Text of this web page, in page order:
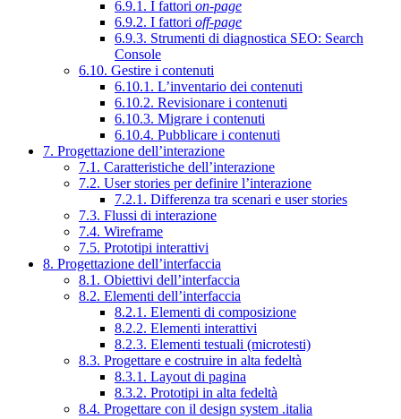
6.9.1. I fattori on-page
6.9.2. I fattori off-page
6.9.3. Strumenti di diagnostica SEO: Search
Console
6.10. Gestire i contenuti
6.10.1. L’inventario dei contenuti
6.10.2. Revisionare i contenuti
6.10.3. Migrare i contenuti
6.10.4. Pubblicare i contenuti
7. Progettazione dell’interazione
7.1. Caratteristiche dell’interazione
7.2. User stories per definire l’interazione
7.2.1. Differenza tra scenari e user stories
7.3. Flussi di interazione
7.4. Wireframe
7.5. Prototipi interattivi
8. Progettazione dell’interfaccia
8.1. Obiettivi dell’interfaccia
8.2. Elementi dell’interfaccia
8.2.1. Elementi di composizione
8.2.2. Elementi interattivi
8.2.3. Elementi testuali (microtesti)
8.3. Progettare e costruire in alta fedeltà
8.3.1. Layout di pagina
8.3.2. Prototipi in alta fedeltà
8.4. Progettare con il design system .italia